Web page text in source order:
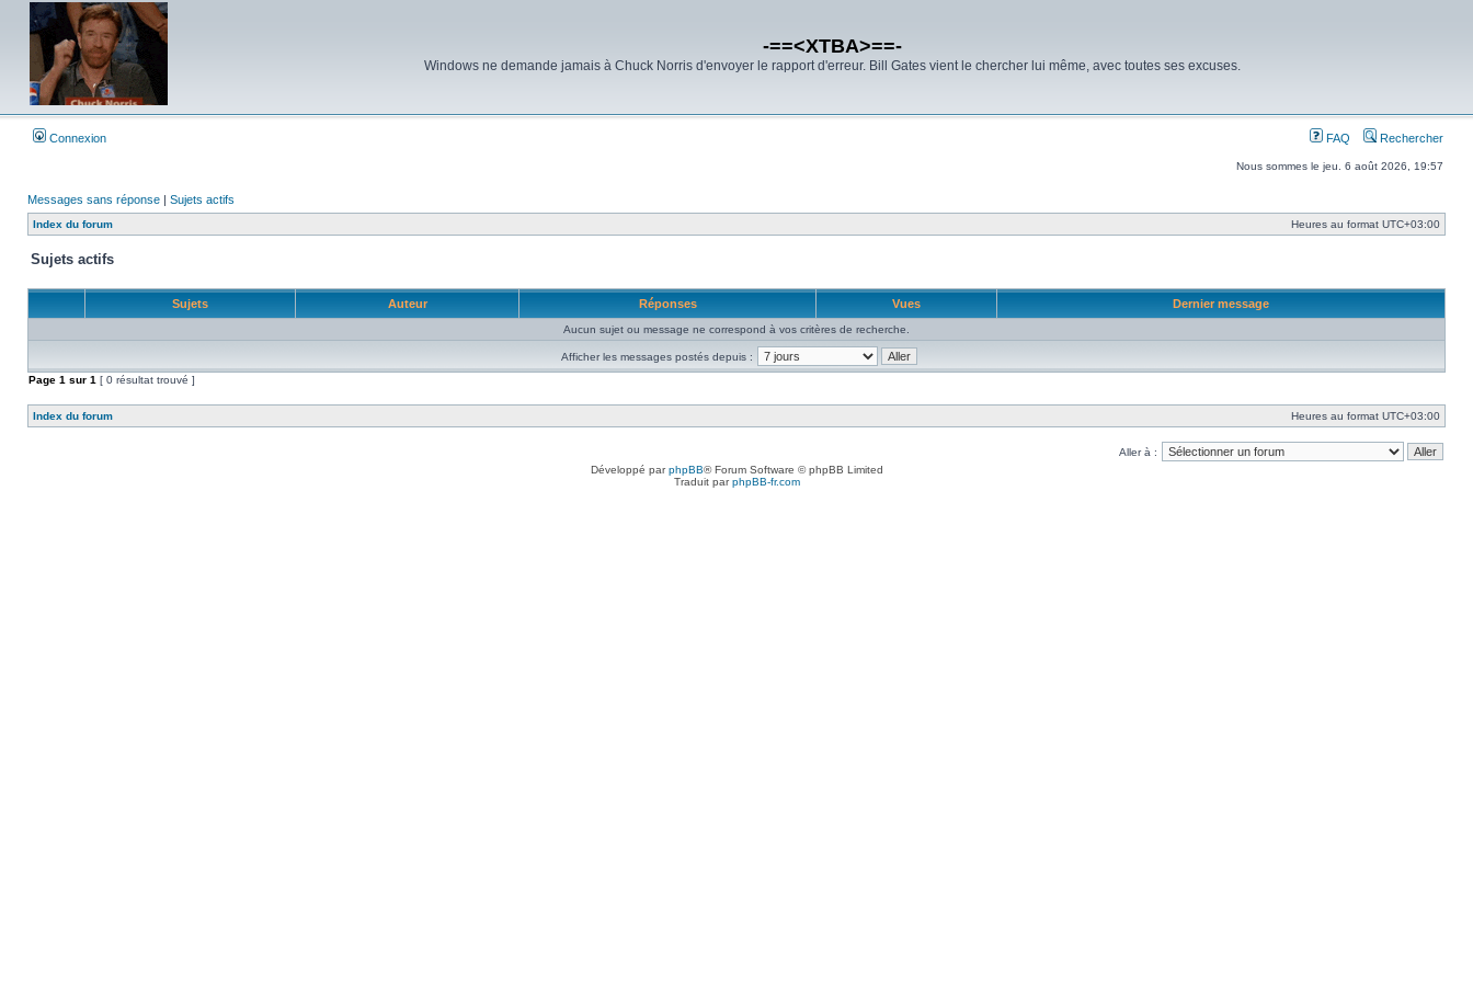
-==<XTBA>==-
Windows ne demande jamais à Chuck Norris d'envoyer le rapport d'erreur. Bill Gates vient le chercher lui même, avec toutes ses excuses.
Connexion FAQ Rechercher
Nous sommes le jeu. 6 août 2026, 19:57
Messages sans réponse | Sujets actifs
Index du forum Heures au format UTC+03:00
Sujets actifs
Sujets Auteur Réponses Vues Dernier message
Aucun sujet ou message ne correspond à vos critères de recherche.
Afficher les messages postés depuis :
Page 1 sur 1 [ 0 résultat trouvé ]
Index du forum Heures au format UTC+03:00
Aller à :
Développé parphpBB® Forum Software © phpBB Limited
Traduit parphpBB-fr.com